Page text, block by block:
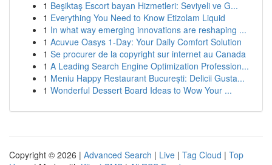
1 Beşiktaş Escort bayan Hizmetleri: Seviyeli ve G...
1 Everything You Need to Know Etizolam Liquid
1 In what way emerging innovations are reshaping ...
1 Acuvue Oasys 1-Day: Your Daily Comfort Solution
1 Se procurer de la copyright sur internet au Canada
1 A Leading Search Engine Optimization Profession...
1 Meniu Happy Restaurant București: Delicii Gusta...
1 Wonderful Dessert Board Ideas to Wow Your ...
Copyright © 2026 | Advanced Search | Live | Tag Cloud | Top